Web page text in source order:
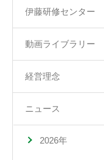
伊藤研修センター
動画ライブラリー
経営理念
ニュース
2026年